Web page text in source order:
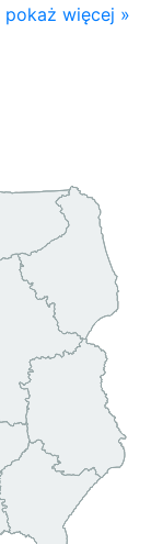
pokaż więcej »